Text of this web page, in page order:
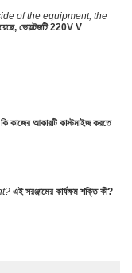
of the equipment, the
ভোল্টেজটি 220V V
কাজের আকারটি কাস্টমাইজ করতে
এই সরঞ্জামের কার্যক্ষম শক্তি কী?